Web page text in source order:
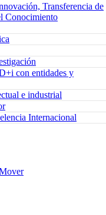
Transferencia de
Conocimiento
con entidades y
e industrial
Internacional